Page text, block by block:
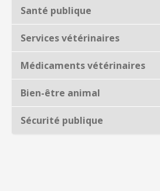
Santé publique
Services vétérinaires
Médicaments vétérinaires
Bien-être animal
Sécurité publique